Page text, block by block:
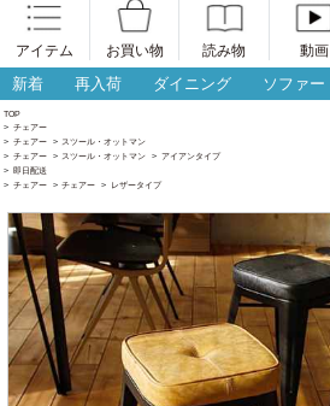
アイテム お買い物 読み物 動画
新着 再入荷 ダイニング ソファー
TOP
> チェアー
> チェアー > スツール・オットマン
> チェアー > スツール・オットマン > アイアンタイプ
> 即日配送
> チェアー > チェアー > レザータイプ